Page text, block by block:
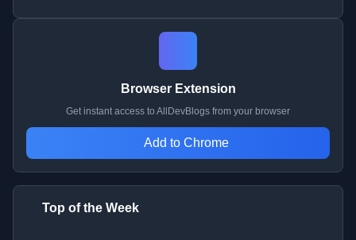
Browser Extension
Get instant access to AllDevBlogs from your browser
Add to Chrome
Top of the Week